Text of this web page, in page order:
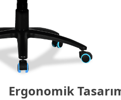
Ergonomik